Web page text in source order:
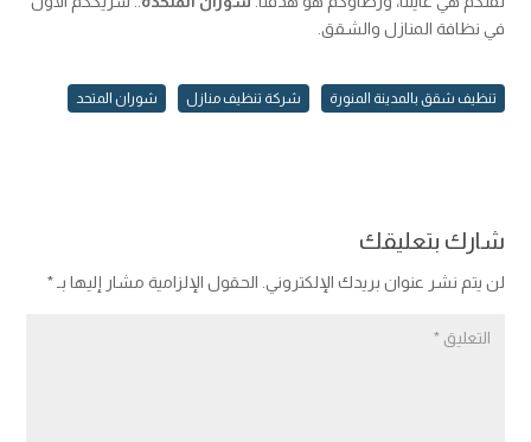
في نظافة المنازل والشقق.
تنظيف شقق بالمدينة المنورة شركة تنظيف منازل شوران المتحد
شارك بتعليقك
لن يتم نشر عنوان بريدك الإلكتروني. الحقول الإلزامية مشار إليها بـ *